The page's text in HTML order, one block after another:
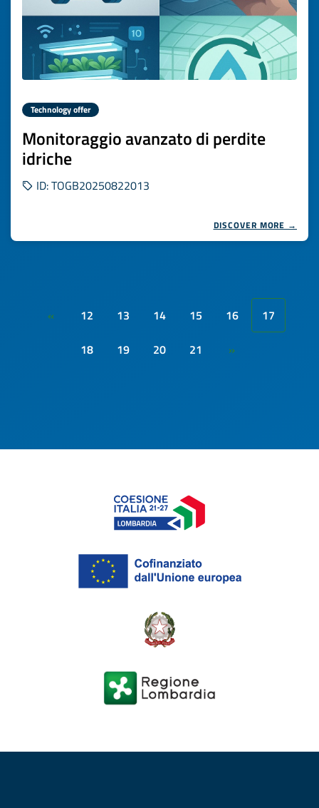
Technology offer
Monitoraggio avanzato di perdite
idriche
ID: TOGB20250822013
DISCOVER MORE →
« 12 13 14 15 16
17
18
19 20 21 »